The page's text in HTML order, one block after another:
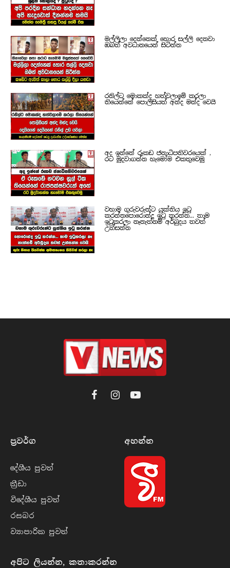
මල්ලිලා දෙන්නෙක් හොර සල්ලි දෙනවා
ඔබත් අවධානයෙන් සිටින්න
රනිල්ට මොකක්ද හත්වලාමේ කරලා
තියෙන්නේ පොලිසියත් අන්ද මන්ද වෙයි
අද ඉන්නේ රූකඩ ජනාධිපතිවරයෙක් ,
රට මුදවාගන්න හැමෝම එකතුවෙමු
වහාම ගුරුවරුන්ට යුක්තිය ඉටු
කරන්නපොරොන්දු ඉටු කරන්න... තාම
ඉටුකරලා නෑනැත්නම් අර්බුදය තවත්
උත්සන්න
FacebookInstagramYouTube
ප්‍රවර්​ග
දේශීය පුව​ත්
ක්‍රී​ඩා
විදේශීය පුව​ත්
රසබ​ර
ව්‍යාපාරික පුව​ත්
අහන්​න
අපිට ලියන්න, කතාකරන්න